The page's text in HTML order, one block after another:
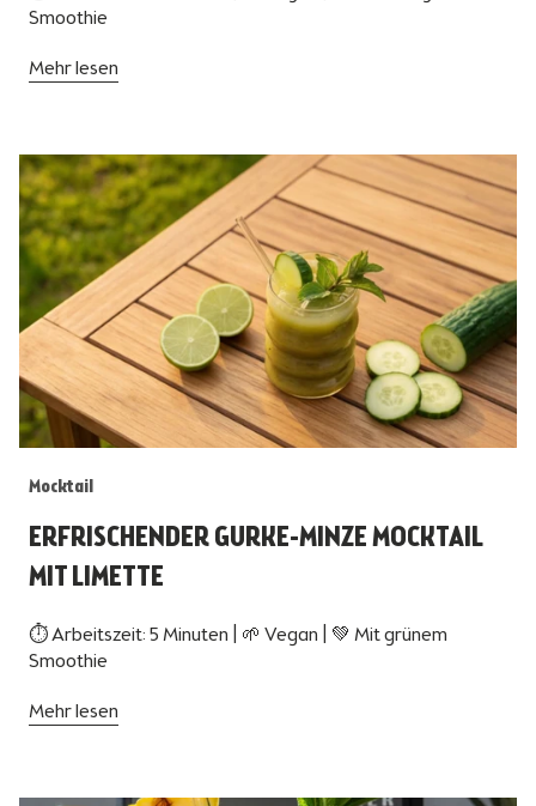
Smoothie
Mehr lesen
Mocktail
ERFRISCHENDER GURKE-MINZE MOCKTAIL
MIT LIMETTE
⏱ Arbeitszeit: 5 Minuten | 🌱 Vegan | 💚 Mit grünem
Smoothie
Mehr lesen